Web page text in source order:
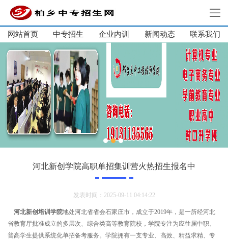
网站首页
中专招生
单招集训
大学生培训
企业内训
关于我们
联系我们
网站首页 中专招生 企业内训 新闻动态 联系我们
河北新创学院高职单招集训营火热招生报名中
发表时间：2025-09-11 04:14:22
河北新创培训学院地处河北省省会石家庄市，成立于2019年，是一所经河北
省教育厅批准成立的多层次、综合类高等教育院校，学院专注为应往届中职、
普高学生提供系统化单招备考服务。学院拥有一支专业、高效、精益求精、专